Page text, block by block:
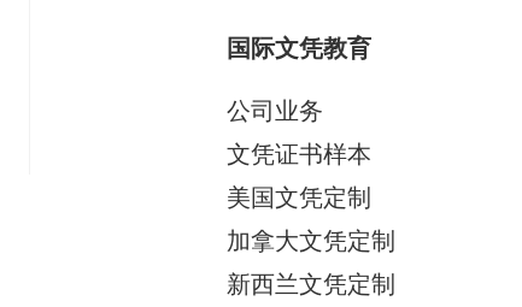
国际文凭教育
公司业务
文凭证书样本
美国文凭定制
加拿大文凭定制
新西兰文凭定制